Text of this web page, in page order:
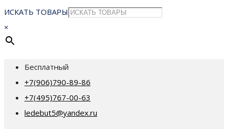
ИСКАТЬ ТОВАРЫ
×
Бесплатный
+7(906)790-89-86
+7(495)767-00-63
ledebut5@yandex.ru